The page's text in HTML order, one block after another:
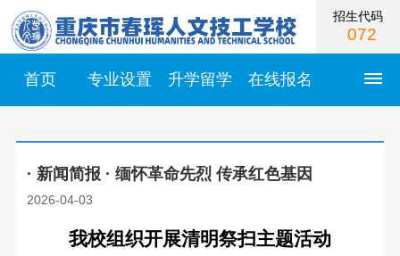
招生代码
072
首页 专业设置 升学留学 在线报名
首
页
· 新闻简报 · 缅怀革命先烈 传承红色基因
2026-04-03
我校组织开展清明祭扫主题活动